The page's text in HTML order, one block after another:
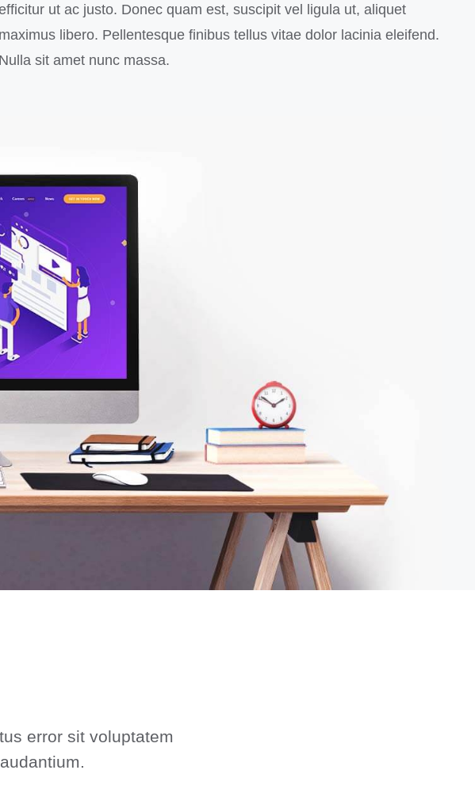
ut ac justo. Donec quam est, suscipit vel ligula ut, aliquet
maximus libero. Pellentesque finibus tellus vitae dolor lacinia eleifend.
Nulla sit amet nunc massa.
error sit voluptatem